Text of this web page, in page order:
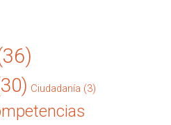
Ciudadanía (3)